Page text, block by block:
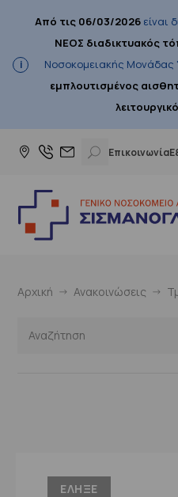
Από τις 06/03/2026είναι
ΝΕΟΣ διαδικτυακός
Νοσοκομειακής Μονάδας
εμπλουτισμένος
Επικοινωνία
Αρχική Ανακοινώσεις
ΕΛΗΞΕ